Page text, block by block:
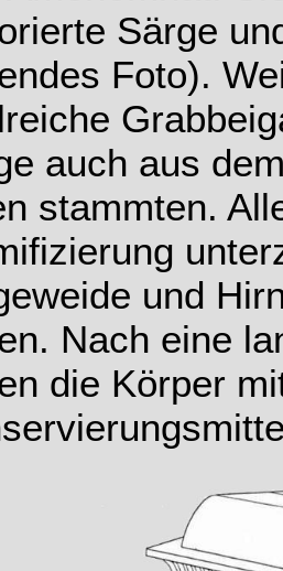
Särge
Foto).
auch aus
stammten.
und
Nach eine
die Körper